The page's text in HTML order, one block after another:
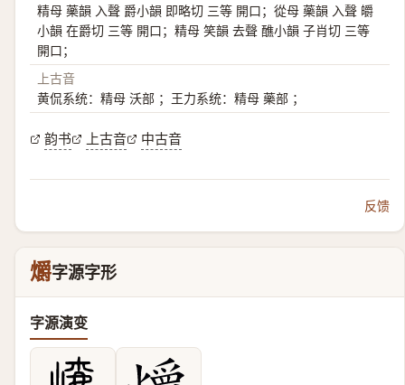
精母 藥韻 入聲 爵小韻 即略切 三等 開口；從母 藥韻 入聲 皭
小韻 在爵切 三等 開口；精母 笑韻 去聲 醮小韻 子肖切 三等
開口；
上古音
黄侃系统：精母 沃部 ；王力系统：精母 藥部 ；
韵书 上古音 中古音
反馈
爝字源字形
字源演变